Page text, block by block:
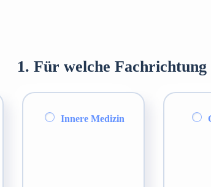
1. Für welche
Innere Medizin